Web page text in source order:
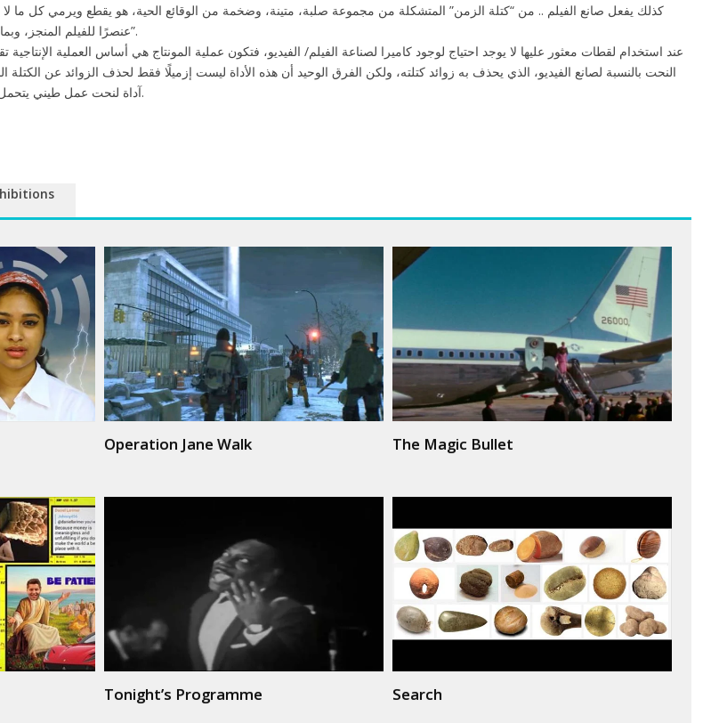
كذلك يفعل صانع الفيلم .. من “كتلة الزمن” المتشكلة من مجموعة صلبة، متينة، وضخمة من الوقائع الحية، هو يقطع ويرمي كل ما
عنصرًا للفيلم المنجز، وبما سوف يثبت أنه متمم للصورة السينمائية”.
عند استخدام لقطات معثور عليها لا يوجد احتياج لوجود كاميرا لصناعة الفيلم/ الفيديو، فتكون عملية المونتاج هي أساس العملية الإنتاجية
النحت بالنسبة لصانع الفيديو، الذي يحذف به زوائد كتلته، ولكن الفرق الوحيد أن هذه الأداة ليست إزميلًا فقط لحذف الزوائد عن
آداة لنحت عمل طيني يتحمل الإضافة كما يتحمل الحذف على السواء.
Operation Jane Walk The Magic Bullet
Tonight’s Programme Search